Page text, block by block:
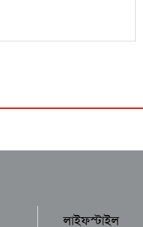
লাইফস্টাইল